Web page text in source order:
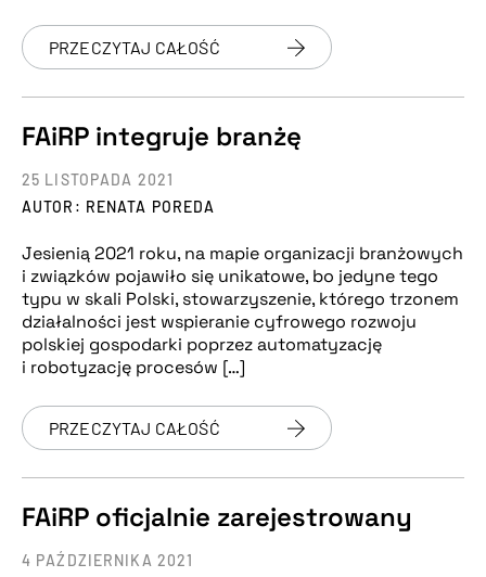
PRZECZYTAJ CAŁOŚĆ
FAiRP integruje branżę
AUTOR: RENATA POREDA
25 LISTOPADA 2021
Jesienią 2021 roku, na mapie organizacji branżowych
i związków pojawiło się unikatowe, bo jedyne tego
typu w skali Polski, stowarzyszenie, którego trzonem
działalności jest wspieranie cyfrowego rozwoju
polskiej gospodarki poprzez automatyzację
i robotyzację procesów […]
PRZECZYTAJ CAŁOŚĆ
FAiRP oficjalnie zarejestrowany
4 PAŹDZIERNIKA 2021